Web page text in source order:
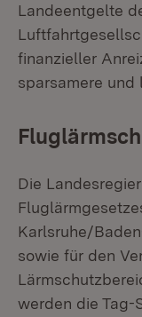
Landeentgelte
finanzieller
sparsamere und
Die
Karlsruhe/
sowie für den
werden die Tag-